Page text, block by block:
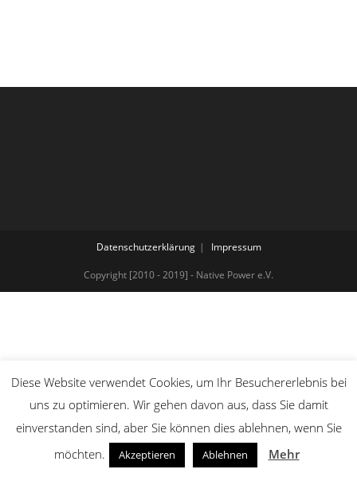
Datenschutzerklärung Impressum
Copyright [2010 - 2019] - Native Power e.V.
Diese Website verwendet Cookies, um Ihr Besuchererlebnis bei
uns zu optimieren. Wir gehen davon aus, dass Sie damit
einverstanden sind, aber Sie können dies ablehnen, wenn Sie
möchten.
Akzeptieren Ablehnen Mehr